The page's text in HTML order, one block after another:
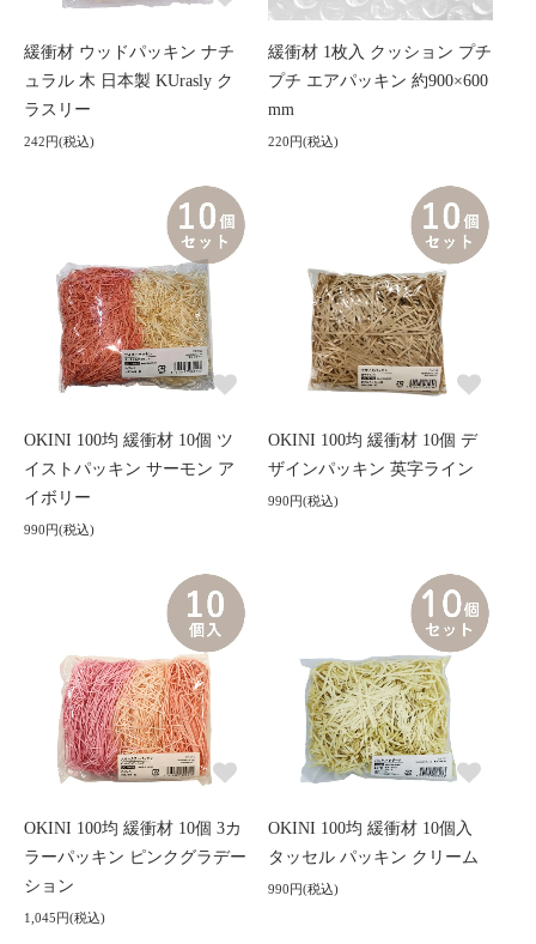
緩衝材 ウッドパッキン ナチ
ュラル 木 日本製 KUrasly ク
ラスリー
242円(税込)
緩衝材 1枚入 クッション プチ
プチ エアパッキン 約900×600
mm
220円(税込)
OKINI 100均 緩衝材 10個 ツ
イストパッキン サーモン ア
イボリー
990円(税込)
OKINI 100均 緩衝材 10個 デ
ザインパッキン 英字ライン
990円(税込)
OKINI 100均 緩衝材 10個 3カ
ラーパッキン ピンクグラデー
ション
1,045円(税込)
OKINI 100均 緩衝材 10個入
タッセル パッキン クリーム
990円(税込)